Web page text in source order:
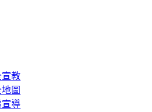
教
圖
宣導